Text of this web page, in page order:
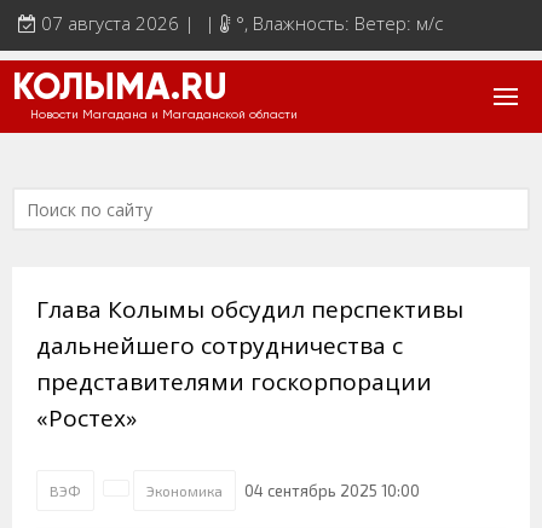
07 августа 2026 | | °, Влажность: Ветер: м/с
КОЛЫМА.RU
Новости Магадана и Магаданской области
Глава Колымы обсудил перспективы
дальнейшего сотрудничества с
представителями госкорпорации
«Ростех»
ВЭФ Экономика 04 сентябрь 2025 10:00